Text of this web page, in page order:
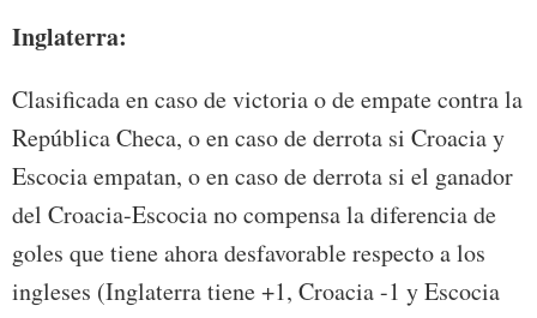
Inglaterra:
Clasificada en caso de victoria o de empate contra la
República Checa, o en caso de derrota si Croacia y
Escocia empatan, o en caso de derrota si el ganador
del Croacia-Escocia no compensa la diferencia de
goles que tiene ahora desfavorable respecto a los
ingleses (Inglaterra tiene +1, Croacia -1 y Escocia